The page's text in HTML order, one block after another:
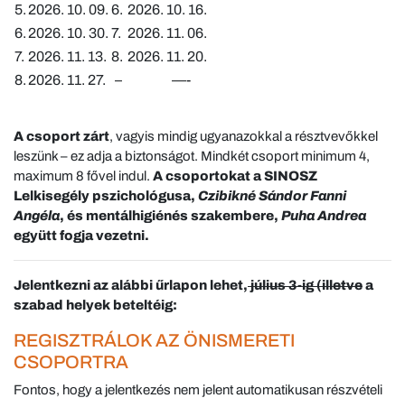
5. 2026. 10. 09. 6. 2026. 10. 16.
6. 2026. 10. 30. 7. 2026. 11. 06.
7. 2026. 11. 13. 8. 2026. 11. 20.
8. 2026. 11. 27. – —-
A csoport zárt, vagyis mindig ugyanazokkal a résztvevőkkel
leszünk – ez adja a biztonságot. Mindkét csoport minimum 4,
maximum 8 fővel indul. A csoportokat a SINOSZ
Lelkisegély pszichológusa, Czibikné Sándor Fanni
Angéla, és mentálhigiénés szakembere, Puha Andrea
együtt fogja vezetni.
Jelentkezni az alábbi űrlapon lehet,július 3-ig (illetvea
szabad helyek beteltéig:
REGISZTRÁLOK AZ ÖNISMERETI
CSOPORTRA
Fontos, hogy a jelentkezés nem jelent automatikusan részvételi